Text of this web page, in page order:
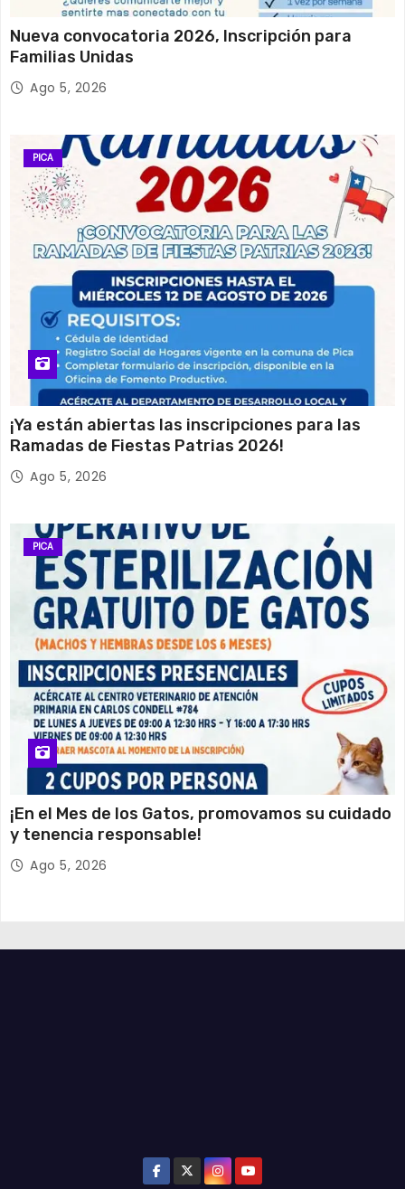
Nueva convocatoria 2026, Inscripción para
Familias Unidas
Ago 5, 2026
PICA
¡Ya están abiertas las inscripciones para las
Ramadas de Fiestas Patrias 2026!
Ago 5, 2026
PICA
¡En el Mes de los Gatos, promovamos su cuidado
y tenencia responsable!
Ago 5, 2026